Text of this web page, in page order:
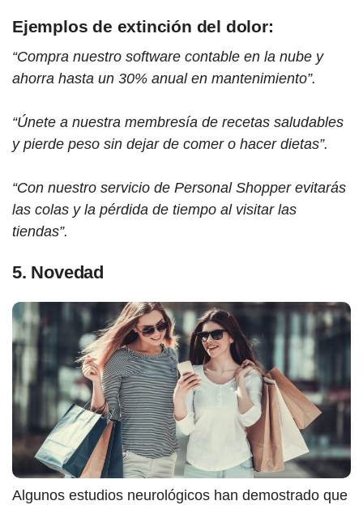
Ejemplos de extinción del dolor:
“Compra nuestro software contable en la nube y
ahorra hasta un 30% anual en mantenimiento”.
“Únete a nuestra membresía de recetas saludables
y pierde peso sin dejar de comer o hacer dietas”.
“Con nuestro servicio de Personal Shopper evitarás
las colas y la pérdida de tiempo al visitar las
tiendas”.
5. Novedad
Algunos estudios neurológicos han demostrado que